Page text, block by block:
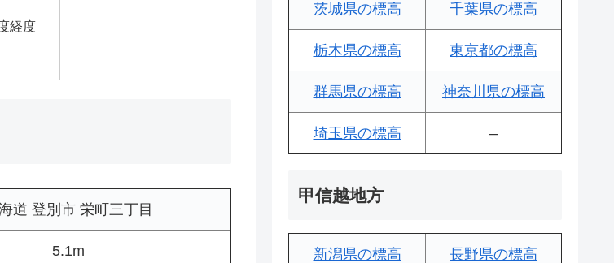
経度
道 登別市 栄町三丁目
5.1m
茨城県の標高 千葉県の標高
栃木県の標高 東京都の標高
群馬県の標高 神奈川県の標高
埼玉県の標高 –
甲信越地方
新潟県の標高 長野県の標高